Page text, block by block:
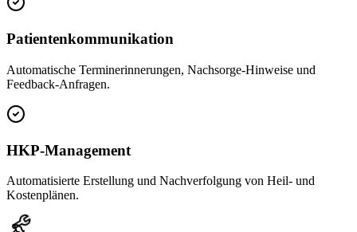
Patientenkommunikation
Automatische Terminerinnerungen, Nachsorge-Hinweise und
Feedback-Anfragen.
HKP-Management
Automatisierte Erstellung und Nachverfolgung von Heil- und
Kostenplänen.